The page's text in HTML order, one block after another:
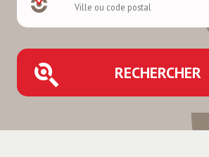
RECHERCHER